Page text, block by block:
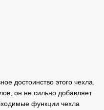
достоинство этого чехла.
он не сильно добавляет
функции чехла